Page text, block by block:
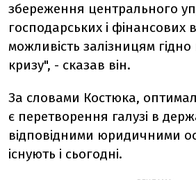
збереження центрального
господарських і фінансових
можливість залізницям
кризу", - сказав він.
За словами Костюка,
є перетворення галузі в
відповідними юридичними
існують і сьогодні.